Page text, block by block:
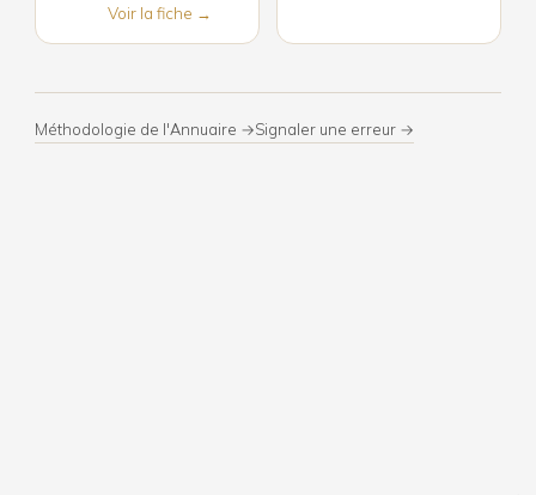
Voir la fiche →
Méthodologie de l'Annuaire →Signaler une erreur →